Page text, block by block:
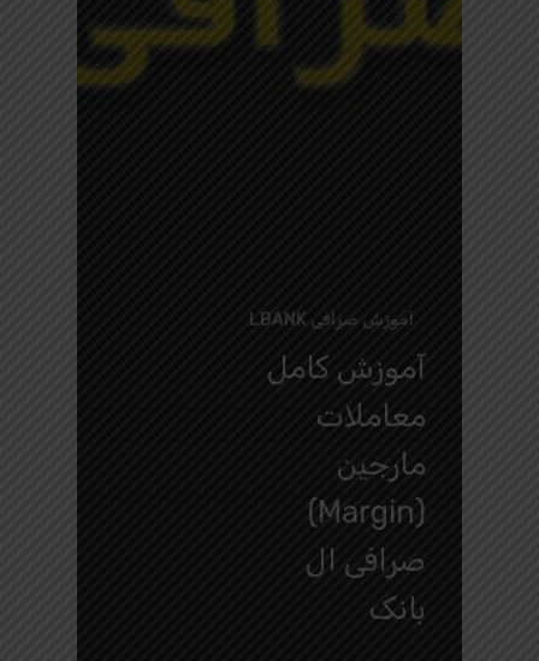
آموزش صرافی LBANK
آموزش کامل
معاملات
مارجین
(Margin)
صرافی ال
بانک